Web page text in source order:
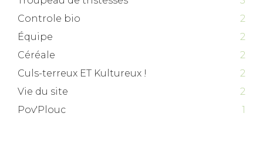
Controle bio
2
Équipe
2
Céréale
2
Culs-terreux ET Kultureux !
2
Vie du site
2
Pov'Plouc
1